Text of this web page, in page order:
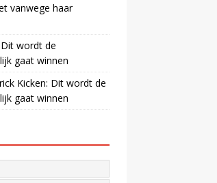
vanwege haar
wordt de
gaat winnen
Kicken: Dit wordt de
gaat winnen